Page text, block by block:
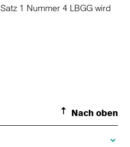
1 Nummer 4 LBGG wird
Nach oben